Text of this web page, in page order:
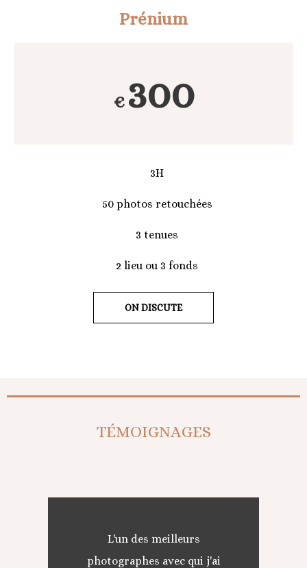
Prénium
€ 300
3H
50 photos retouchées
3 tenues
2 lieu ou 3 fonds
ON DISCUTE
TÉMOIGNAGES
L'un des meilleurs
photographes avec qui j'ai